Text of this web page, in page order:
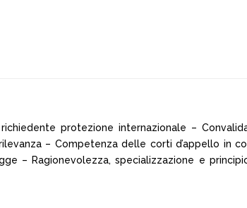
protezione internazionale –
– Competenza delle corti d’appello in
– Ragionevolezza, specializzazione e